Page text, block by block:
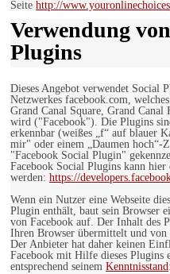
Seite http://
Verwendung
Plugins
Dieses Angebot verwendet Social
Netzwerkes facebook.com,
Grand Canal Square, Grand
wird ("Facebook"). Die Plugins
erkennbar (weißes „f“ auf blauer
mir" oder einem „Daumen hoch“-
"Facebook Social Plugin"
Facebook Social Plugins kann hier
werden: https://
Wenn ein Nutzer eine Webseite
Plugin enthält, baut sein Browser
von Facebook auf. Der Inhalt des
Ihren Browser übermittelt und von
Der Anbieter hat daher keinen
Facebook mit Hilfe dieses
entsprechend seinem Kenntnisstand: